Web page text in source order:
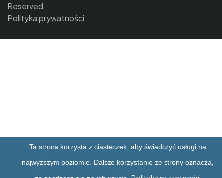
Reserved
Polityka prywatności
Ta strona korzysta z ciasteczek, aby świadczyć usługi na
najwyższym poziomie. Dalsze korzystanie ze strony oznacza,